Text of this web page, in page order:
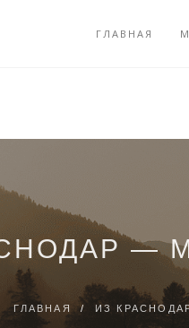
ГЛАВНАЯ
—
ГЛАВНАЯ / ИЗ